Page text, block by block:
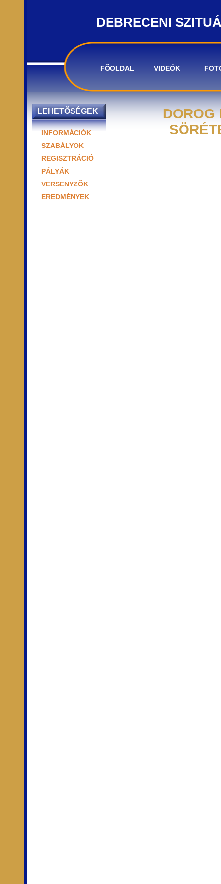
DEBRECENI
FÕOLDAL VIDEÓK
LEHETÕSÉGEK
INFORMÁCIÓK
SZABÁLYOK
REGISZTRÁCIÓ
PÁLYÁK
VERSENYZÕK
EREDMÉNYEK
DOROG